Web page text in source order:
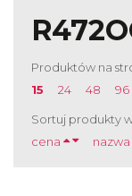
Produktów na
15
24 48 96
Sortuj produkty
cena
nazwa